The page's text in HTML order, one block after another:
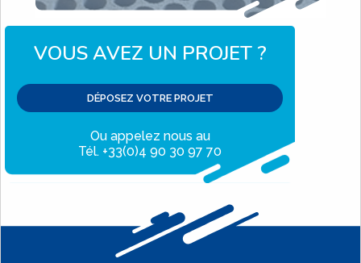
VOUS AVEZ UN PROJET ?
DÉPOSEZ VOTRE PROJET
Ou appelez nous au
Tél. +33(0)4 90 30 97 70